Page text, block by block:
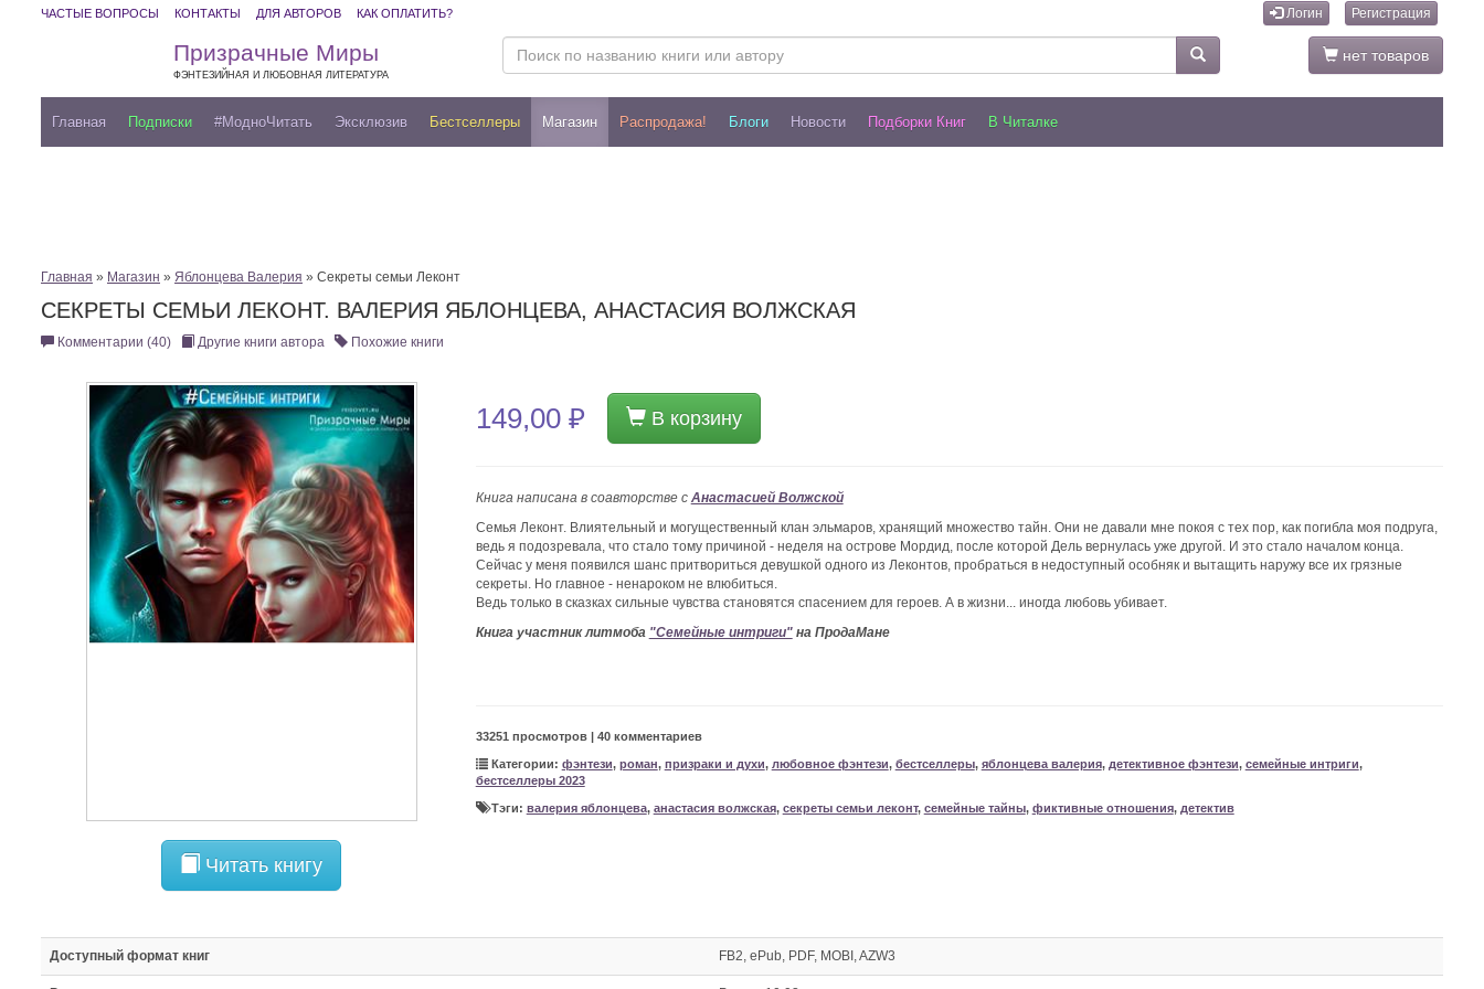
ЧАСТЫЕ ВОПРОСЫ КОНТАКТЫ ДЛЯ АВТОРОВ КАК ОПЛАТИТЬ? Логин Регистрация
Призрачные Миры
ФЭНТЕЗИЙНАЯ И ЛЮБОВНАЯ ЛИТЕРАТУРА
нет товаров
Главная Подписки #МодноЧитать Эксклюзив Бестселлеры Магазин Распродажа! Блоги Новости Подборки Книг В Читалке
Главная » Магазин » Яблонцева Валерия » Секреты семьи Леконт
СЕКРЕТЫ СЕМЬИ ЛЕКОНТ. ВАЛЕРИЯ ЯБЛОНЦЕВА, АНАСТАСИЯ ВОЛЖСКАЯ
Комментарии (40) Другие книги автора Похожие книги
Читать книгу
149,00 ₽ В корзину
Книга написана в соавторстве с Анастасией Волжской
Семья Леконт. Влиятельный и могущественный клан эльмаров, хранящий множество тайн. Они не давали мне покоя с тех пор, как погибла моя подруга,
ведь я подозревала, что стало тому причиной - неделя на острове Мордид, после которой Дель вернулась уже другой. И это стало началом конца.
Сейчас у меня появился шанс притвориться девушкой одного из Леконтов, пробраться в недоступный особняк и вытащить наружу все их грязные
секреты. Но главное - ненароком не влюбиться.
Ведь только в сказках сильные чувства становятся спасением для героев. А в жизни... иногда любовь убивает.
Книга участник литмоба "Семейные интриги"на ПродаМане
33251 просмотров | 40 комментариев
Категории: фэнтези, роман, призраки и духи, любовное фэнтези, бестселлеры, яблонцева валерия, детективное фэнтези, семейные интриги,
бестселлеры 2023
Тэги: валерия яблонцева, анастасия волжская, секреты семьи леконт, семейные тайны, фиктивные отношения, детектив
Доступный формат книг FB2, ePub, PDF, MOBI, AZW3